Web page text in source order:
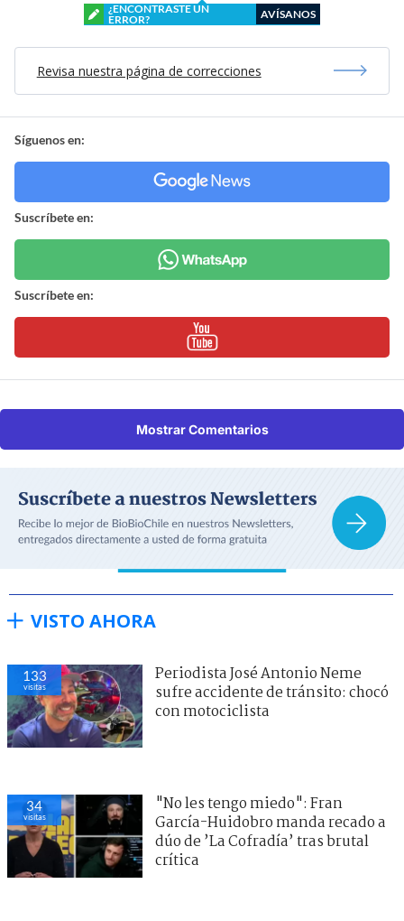
¿ENCONTRASTE UN
ERROR?
AVÍSANOS
Revisa nuestra página de correcciones
Síguenos en:
Suscríbete en:
Suscríbete en:
Mostrar Comentarios
VISTO AHORA
133
visitas
Periodista José Antonio Neme
sufre accidente de tránsito: chocó
con motociclista
34
visitas
"No les tengo miedo": Fran
García-Huidobro manda recado a
dúo de ’La Cofradía’ tras brutal
crítica